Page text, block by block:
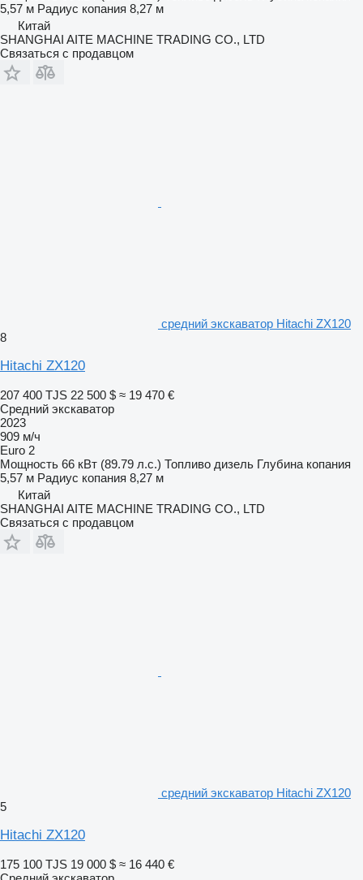
5,57 м Радиус копания 8,27 м
Китай
SHANGHAI AITE MACHINE TRADING CO., LTD
Связаться с продавцом
средний экскаватор Hitachi ZX120
8
Hitachi ZX120
207 400 TJS 22 500 $ ≈ 19 470 €
Средний экскаватор
2023
909 м/ч
Euro 2
Мощность 66 кВт (89.79 л.с.) Топливо дизель Глубина копания
5,57 м Радиус копания 8,27 м
Китай
SHANGHAI AITE MACHINE TRADING CO., LTD
Связаться с продавцом
средний экскаватор Hitachi ZX120
5
Hitachi ZX120
175 100 TJS 19 000 $ ≈ 16 440 €